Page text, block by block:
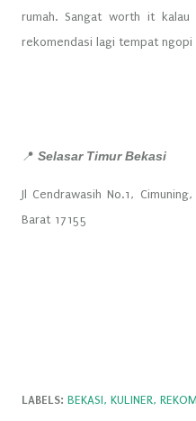
rumah. Sangat worth it
rekomendasi lagi tempat ngopi
📍 Selasar Timur Bekasi
Jl Cendrawasih No.1,
Barat 17155
LABELS: BEKASI KULINER